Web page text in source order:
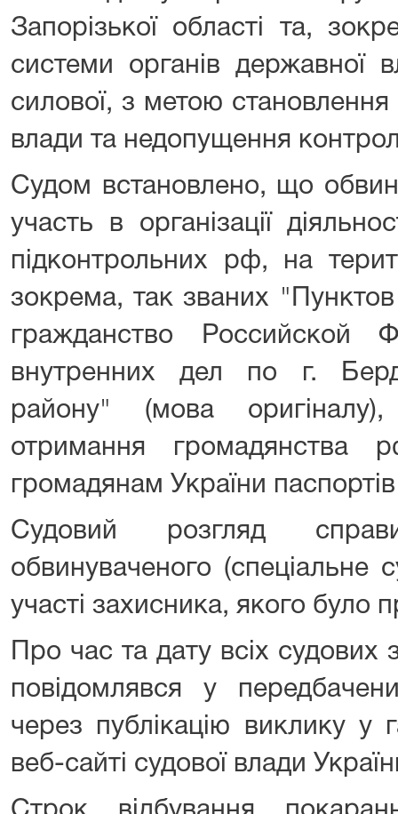
Запорізької області та,
системи органів державної
силової, з метою становлення
влади та недопущення
Судом встановлено, що
участь в організації
підконтрольних рф, на
зокрема, так званих
гражданство Российской
внутренних дел по г.
району" (мова
отримання
громадянам України
Судовий розгляд
обвинуваченого (спеціальне
участі захисника, якого було
Про час та дату всіх судових
повідомлявся у
через публікацію виклику у
веб-сайті судової влади